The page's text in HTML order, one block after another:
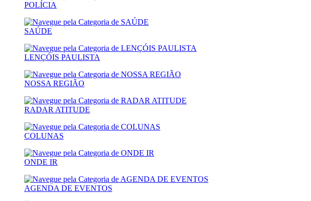
POLÍCIA
SAÚDE
LENÇÓIS PAULISTA
NOSSA REGIÃO
RADAR ATITUDE
COLUNAS
ONDE IR
AGENDA DE EVENTOS